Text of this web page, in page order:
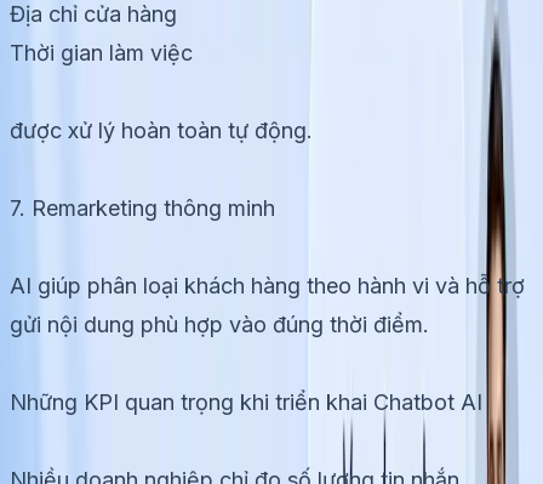
Địa chỉ cửa hàng
Thời gian làm việc
được xử lý hoàn toàn tự động.
7. Remarketing thông minh
AI giúp phân loại khách hàng theo hành vi và hỗ trợ
gửi nội dung phù hợp vào đúng thời điểm.
Những KPI quan trọng khi triển khai Chatbot AI